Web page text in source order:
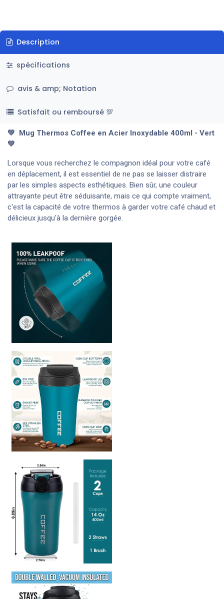
Description
spécifications
avis & amp; Notation
Satisfait ou remboursé 💯
💚 Mug Thermos Coffee en Acier Inoxydable 400ml - Vert
💚
Lorsque vous recherchez le compagnon idéal pour votre café
en déplacement, il est essentiel de ne pas se laisser distraire
par les simples aspects esthétiques. Bien sûr, une couleur
attrayante peut être séduisante, mais ce qui compte vraiment,
c'est la capacité de votre thermos à garder votre café chaud et
délicieux jusqu'à la dernière gorgée.